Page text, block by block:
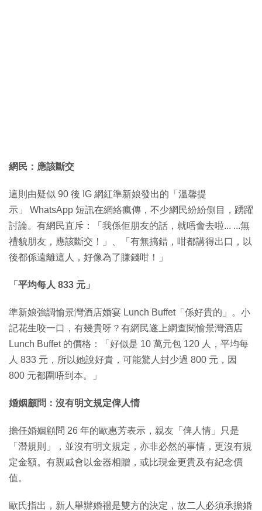
網民：應該斷交
這則由疑似 90 後 IG 網紅準新娘發出的「溫馨提
示」 WhatsApp 短訊在網絡瘋傳，不少網民紛紛側目，踴躍
討論。有網民直斥：「我係佢朋友的話，就唔會去啦... ...無
禮貌朋友，應該斷交！」、「有無搞錯，咁都講得出口，以
後都係遠離這人，好像為了賺錢咁！」
「平均每人 833 元」
準新娘強調愉景灣酒店婚宴 Lunch Buffet「係好貴的」。小
記花生咬一口，有幾貴呀？有網民遂上網查閱愉景灣酒店
Lunch Buffet 的價格：「好似是 10 萬元包 120 人，平均每
人 833 元，所以她說好貴，可能驚人封少過 800 元，因
800 元都圍唔到本。」
婚姻顧問：沒有明文規定俾人情
擔任婚姻顧問 26 年的歐惠芳表示，親友「俾人情」只是
「潛規則」，並沒有明文規定，亦非必然的事情，更沒有規
定金額。有親戚會以金器相贈，或比現金更貴及有紀念價
值。
歐氏指出，新人舉辦婚禮是雙方的決定，故二人必須承擔婚